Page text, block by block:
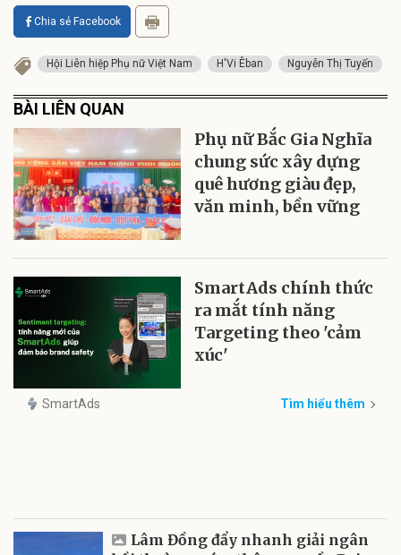
Chia sẻ Facebook
Hội Liên hiệp Phụ nữ Việt Nam H'Vi Êban Nguyễn Thị Tuyến
BÀI LIÊN QUAN
Phụ nữ Bắc Gia Nghĩa
chung sức xây dựng
quê hương giàu đẹp,
văn minh, bền vững
SmartAds chính thức
ra mắt tính năng
Targeting theo 'cảm
xúc'
SmartAds Tìm hiểu thêm
Lâm Đồng đẩy nhanh giải ngân